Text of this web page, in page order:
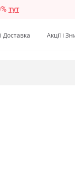
тут
Доставка Акції і